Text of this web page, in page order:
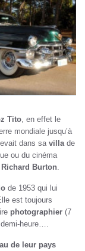
Tito , en effet le
mondiale jusqu’à
dans sa villa de
ou du cinéma
Richard Burton
de 1953 qui lui
est toujours
photographier (7
heure….
de leur pays